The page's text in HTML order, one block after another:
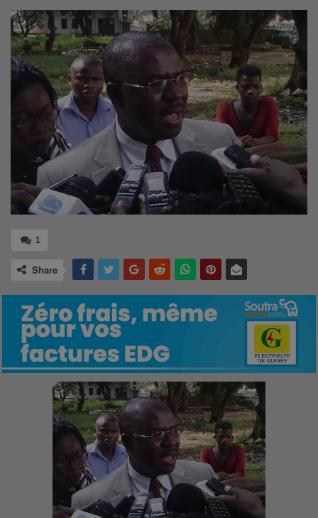
1
Share